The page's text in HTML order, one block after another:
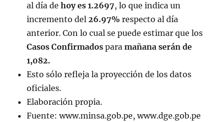
al día de hoy es 1.2697, lo que indica un
incremento del26.97% respecto al día
anterior. Con lo cual se puede estimar que los
Casos Confirmados paramañana serán de
1,082.
Esto sólo refleja la proyección de los datos
oficiales.
Elaboración propia.
Fuente: www.minsa.gob.pe, www.dge.gob.pe